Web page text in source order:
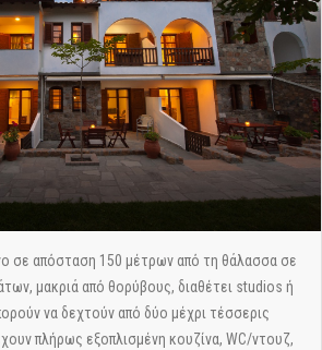
σε απόσταση 150 μέτρων από τη θάλασσα σε
μακριά από θορύβους, διαθέτει studios ή
να δεχτούν από δύο μέχρι τέσσερις
πλήρως εξοπλισμένη κουζίνα, WC/ντουζ,